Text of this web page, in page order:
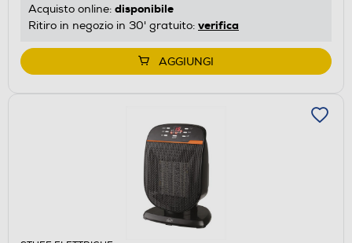
Acquisto online: disponibile
Ritiro in negozio in 30' gratuito: verifica
AGGIUNGI